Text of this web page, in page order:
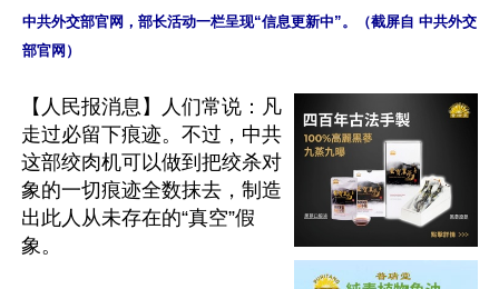
中共外交部官网，部长活动一栏呈现“信息更新中”。（截屏自 中共外交
部官网）
【人民报消息】人们常说：凡
走过必留下痕迹。不过，中共
这部绞肉机可以做到把绞杀对
象的一切痕迹全数抹去，制造
出此人从未存在的“真空”假
象。